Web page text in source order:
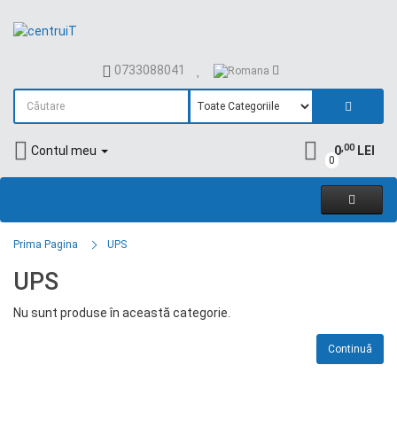
0733088041
Contul meu
0
0,00LEI
Prima Pagina UPS
UPS
Nu sunt produse în această categorie.
Continuă